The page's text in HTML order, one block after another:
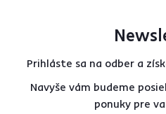
Prihláste sa na odber a
Navyše vám budeme
ponuky pre